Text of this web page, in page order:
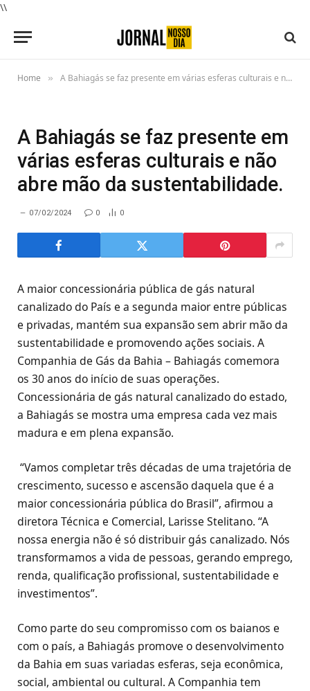
\\
Home » A Bahiagás se faz presente em várias esferas culturais e não abre mão da sustentabilidade.
A Bahiagás se faz presente em
várias esferas culturais e não
abre mão da sustentabilidade.
07/02/2024 0 0
A maior concessionária pública de gás natural
canalizado do País e a segunda maior entre públicas
e privadas, mantém sua expansão sem abrir mão da
sustentabilidade e promovendo ações sociais. A
Companhia de Gás da Bahia – Bahiagás comemora
os 30 anos do início de suas operações.
Concessionária de gás natural canalizado do estado,
a Bahiagás se mostra uma empresa cada vez mais
madura e em plena expansão.
“Vamos completar três décadas de uma trajetória de
crescimento, sucesso e ascensão daquela que é a
maior concessionária pública do Brasil”, afirmou a
diretora Técnica e Comercial, Larisse Stelitano. “A
nossa energia não é só distribuir gás canalizado. Nós
transformamos a vida de pessoas, gerando emprego,
renda, qualificação profissional, sustentabilidade e
investimentos”.
Como parte do seu compromisso com os baianos e
com o país, a Bahiagás promove o desenvolvimento
da Bahia em suas variadas esferas, seja econômica,
social, ambiental ou cultural. A Companhia tem